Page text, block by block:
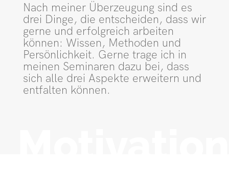
Nach meiner Überzeugung sind es
drei Dinge, die entscheiden, dass wir
gerne und erfolgreich arbeiten
können: Wissen, Methoden und
Persönlichkeit. Gerne trage ich in
meinen Seminaren dazu bei, dass
sich alle drei Aspekte erweitern und
entfalten können.